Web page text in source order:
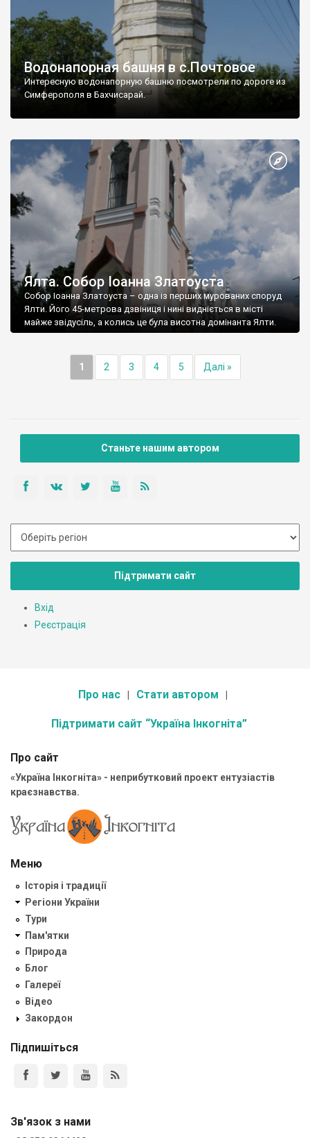
Водонапорная башня в с.Почтовое
Интересную водонапорную башню посмотрели по дороге из
Симферополя в Бахчисарай.
Ялта. Собор Іоанна Златоуста
Собор Іоанна Златоуста – одна із перших мурованих споруд
Ялти. Його 45-метрова дзвіниця і нині видніється в місті
майже звідусіль, а колись це була висотна домінанта Ялти.
1 2 3 4 5 Далі »
Станьте нашим автором
Підтримати сайт
Вхід
Реєстрація
Про нас Стати автором
Підтримати сайт “Україна Інкогніта”
Про сайт
«Україна Інкогніта» - неприбутковий проект ентузіастів
краєзнавства.
Меню
Історія і традиції
Регіони України
Тури
Пам'ятки
Природа
Блог
Галереї
Відео
Закордон
Підпишіться
Зв'язок з нами